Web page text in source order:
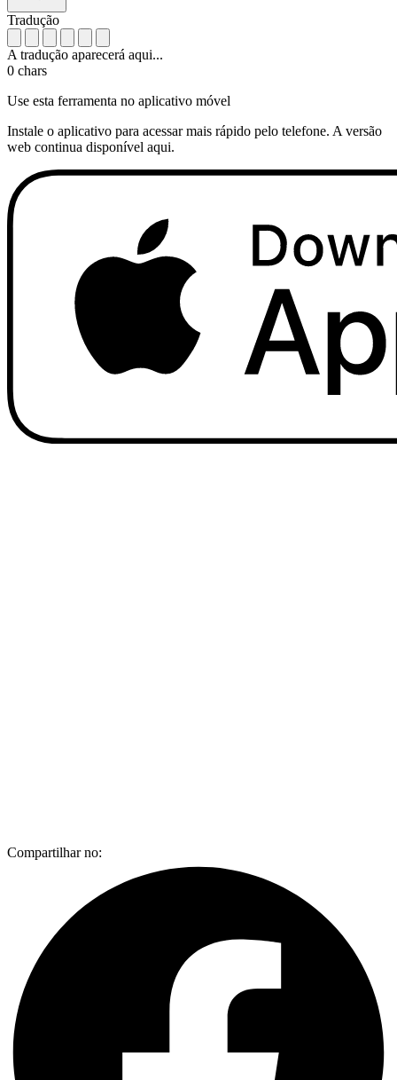
Tradução
A tradução aparecerá aqui...
0 chars
Use esta ferramenta no aplicativo móvel
Instale o aplicativo para acessar mais rápido pelo telefone. A versão
web continua disponível aqui.
Compartilhar no: